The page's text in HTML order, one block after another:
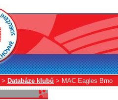
> Databáze klubů > MAC Eagles Brno